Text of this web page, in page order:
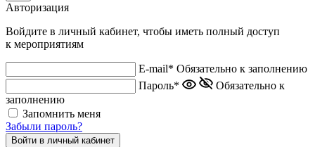
Авторизация
Войдите в личный кабинет, чтобы иметь полный доступ
к мероприятиям
E-mail* Обязательно к заполнению
Пароль*
Обязательно к
заполнению
Запомнить меня
Забыли пароль?